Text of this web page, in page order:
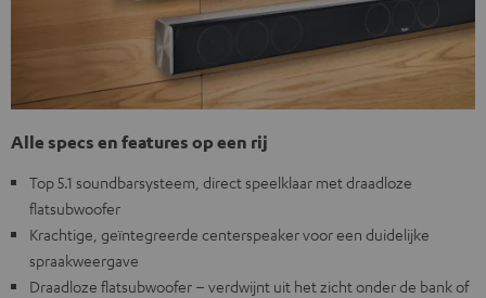
Alle specs en features op een rij
Top 5.1 soundbarsysteem, direct speelklaar met draadloze
flatsubwoofer
Krachtige, geïntegreerde centerspeaker voor een duidelijke
spraakweergave
Draadloze flatsubwoofer – verdwijnt uit het zicht onder de bank of